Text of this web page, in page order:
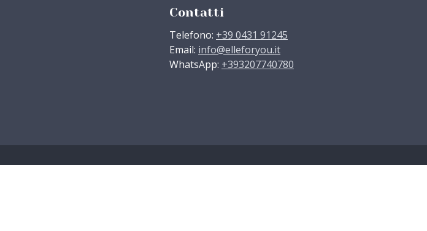
Contatti
Telefono: +39 0431 91245
Email: info@elleforyou.it
WhatsApp: +393207740780